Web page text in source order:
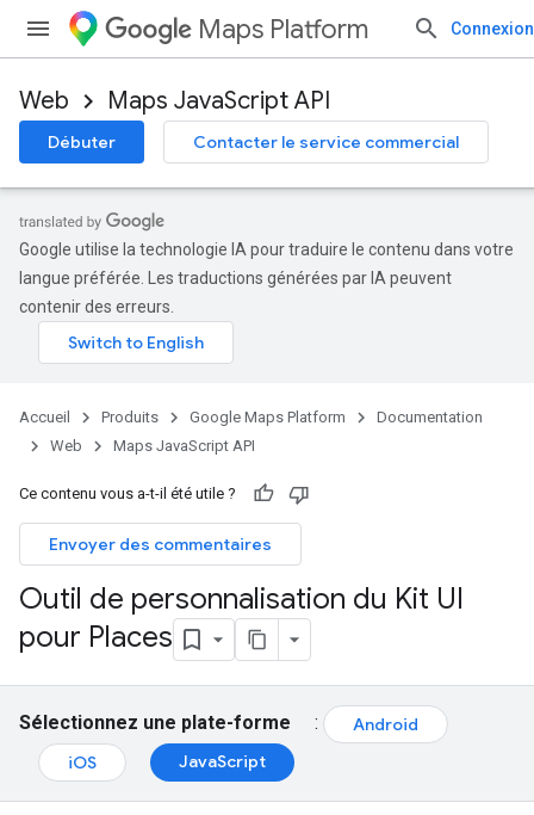
Maps Platform Connexion
Web Maps JavaScript API
Débuter Contacter le service commercial
Google utilise la technologie IA pour traduire le contenu dans votre
langue préférée. Les traductions générées par IA peuvent
contenir des erreurs.
Accueil Produits Google Maps Platform
Documentation
Web
Maps JavaScript API
Ce contenu vous a-t-il été utile ?
Envoyer des commentaires
Outil de personnalisation du Kit UI
pour Places
Sélectionnez une plate-forme :
Android
iOS
JavaScript